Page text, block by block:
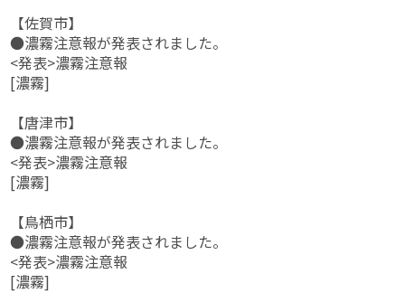
【佐賀市】
●濃霧注意報が発表されました。
<発表>濃霧注意報
[濃霧]
【唐津市】
●濃霧注意報が発表されました。
<発表>濃霧注意報
[濃霧]
【鳥栖市】
●濃霧注意報が発表されました。
<発表>濃霧注意報
[濃霧]